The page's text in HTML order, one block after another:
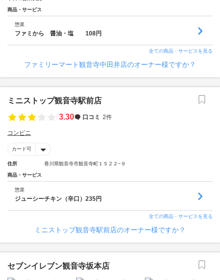
商品・サービス
惣菜
ファミから 醤油・塩 108円
全ての商品・サービスを見る
ファミリーマート観音寺中田井店のオーナー様ですか？
ミニストップ観音寺駅前店
3.30
口コミ 2件
コンビニ
カード可
住所 香川県観音寺市観音寺町１５２２−９
商品・サービス
惣菜
ジューシーチキン（辛口）235円
全ての商品・サービスを見る
ミニストップ観音寺駅前店のオーナー様ですか？
セブンイレブン観音寺坂本店